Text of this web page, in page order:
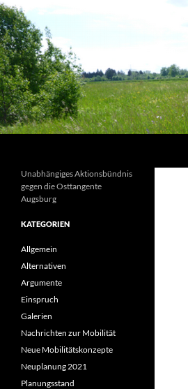
Unabhängiges Aktionsbündnis
gegen die Osttangente
Augsburg
KATEGORIEN
Allgemein
Alternativen
Argumente
Einspruch
Galerien
Nachrichten zur Mobilität
Neue Mobilitätskonzepte
Neuplanung 2021
Planungsstand